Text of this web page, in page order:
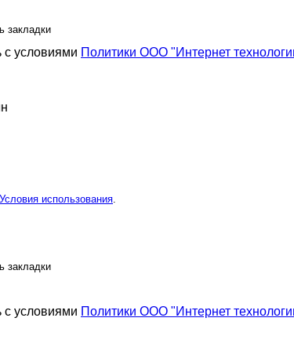
закладки
с условиями Политики ООО "Интернет
Условия использования.
закладки
с условиями Политики ООО "Интернет